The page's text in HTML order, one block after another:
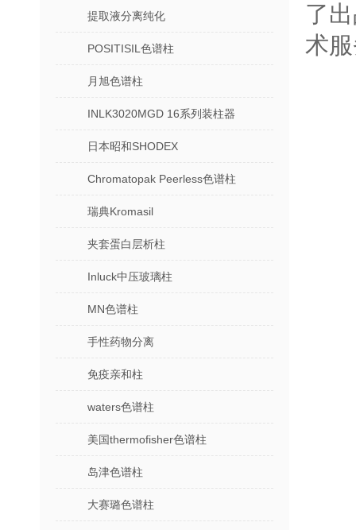
提取液分离纯化
POSITISIL色谱柱
月旭色谱柱
INLK3020MGD 16系列装柱器
日本昭和SHODEX
Chromatopak Peerless色谱柱
瑞典Kromasil
夹套蛋白层析柱
Inluck中压玻璃柱
MN色谱柱
手性药物分离
免疫亲和柱
waters色谱柱
美国thermofisher色谱柱
岛津色谱柱
大赛璐色谱柱
了
术